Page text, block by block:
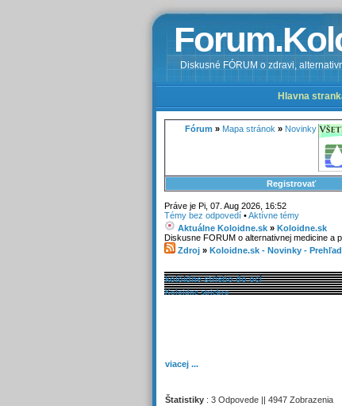
Diskusné FÓRUM o zdravi,
Hlavna
Fórum » Mapa stránok » Novinky
Registrovať
Práve je Pi, 07. Aug 2026, 16:52
Témy bez odpovedí •Aktívne témy
Aktuálne Koloidne.sk » Koloidne.sk
Diskusne FORUM o alternativnej medicine a
Zdroj » Koloidne.sk - Novinky - Prehľad
koloidne striebo do oci
Koloidne striebro
viacej ...
Štatistiky : 3 Odpovede || 4947 Zobrazenia